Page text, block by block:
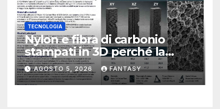
TECNOLOGIA
Nylon e fibra di carbonio
stampati in 3D perché la
resistenza agli urti dipende
dal processo
AGOSTO 5, 2026 FANTASY